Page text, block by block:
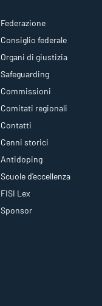
Federazione
Consiglio federale
Organi di giustizia
Safeguarding
Commissioni
Comitati regionali
Contatti
Cenni storici
Antidoping
Scuole d'eccellenza
FISI Lex
Sponsor